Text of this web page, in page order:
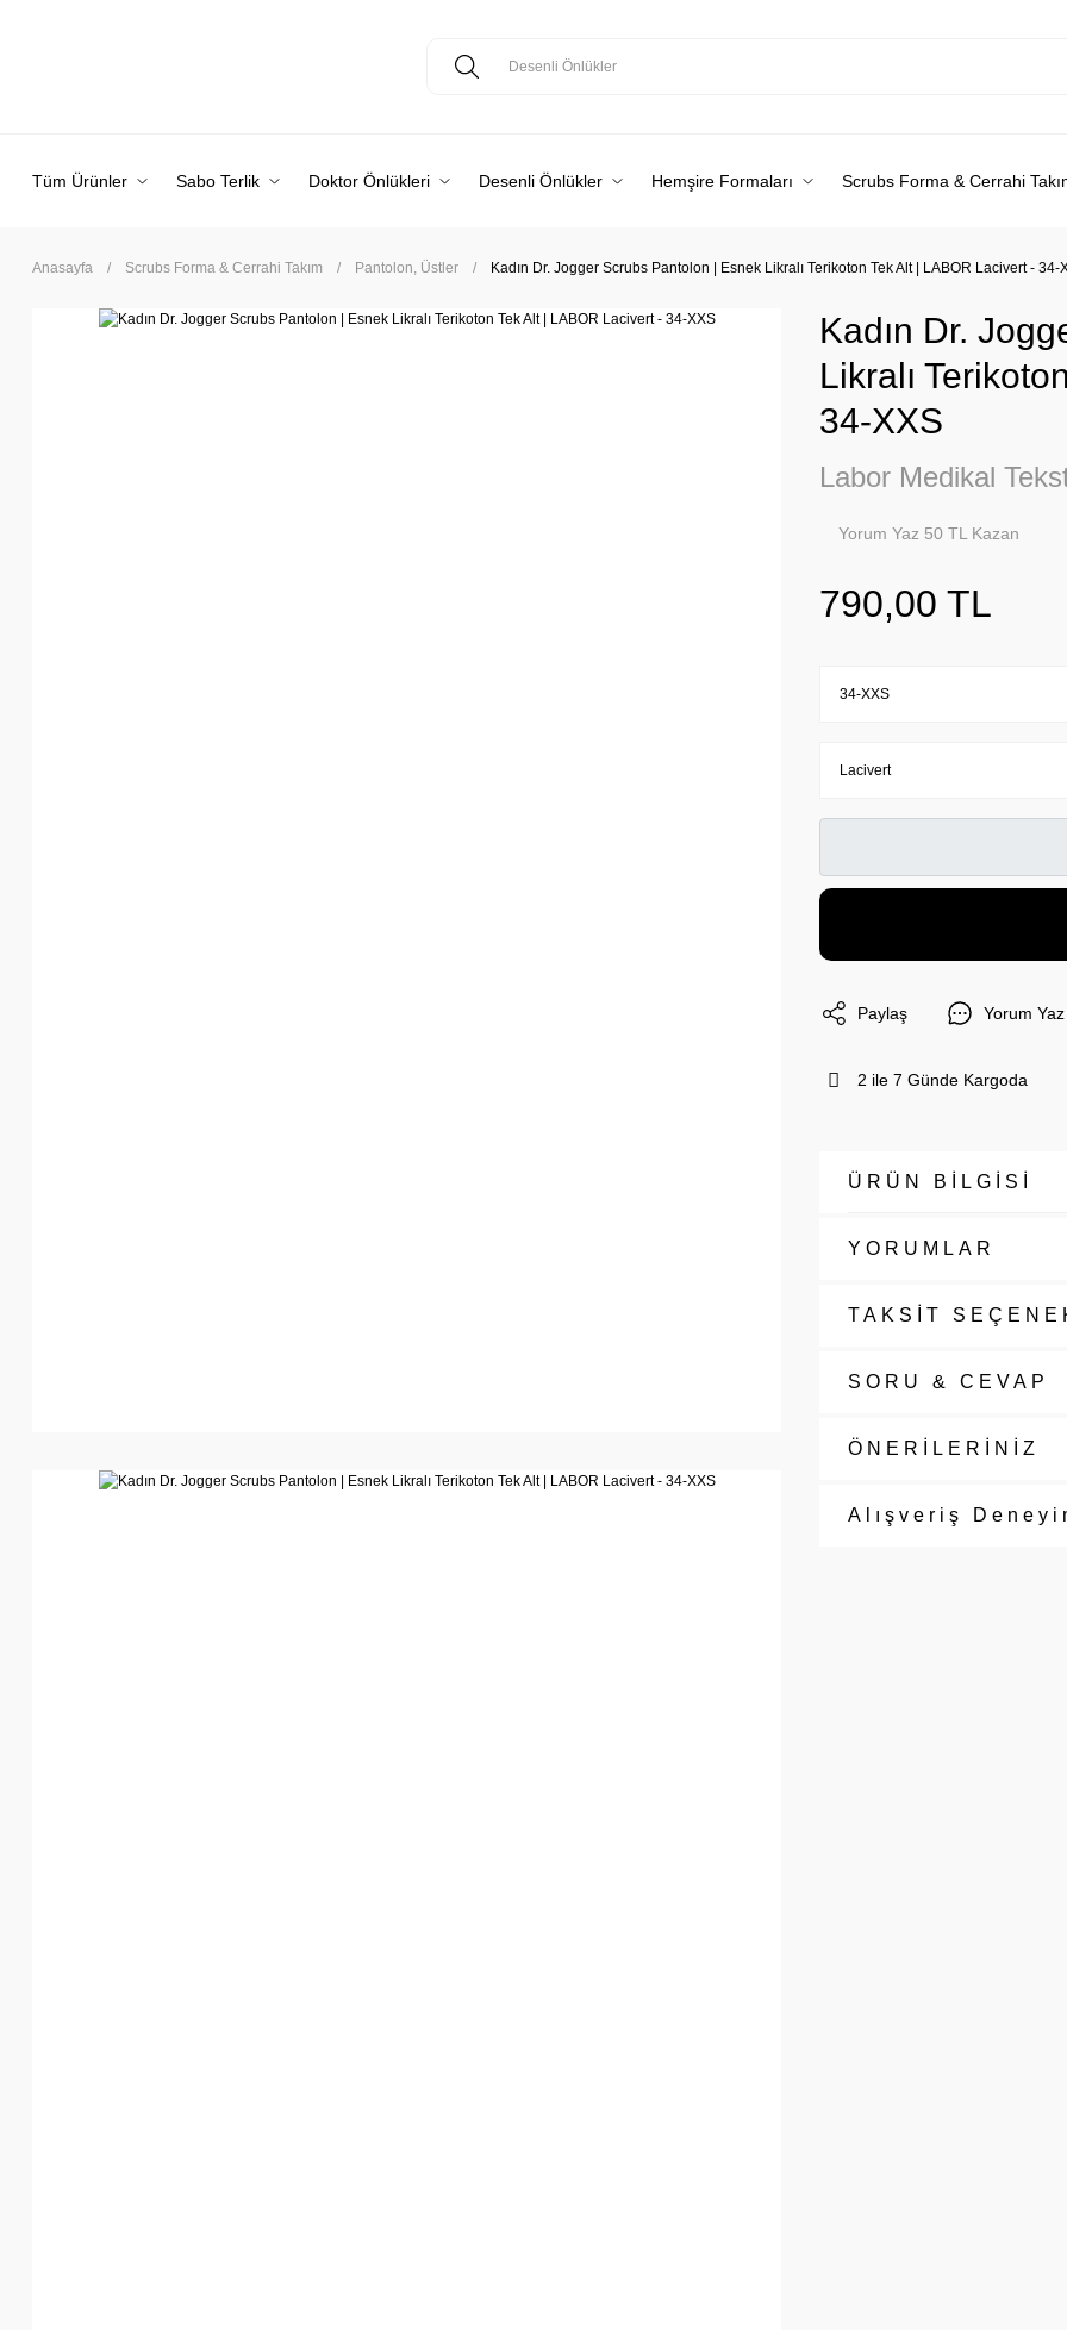
Tüm Ürünler Sabo Terlik Doktor Önlükleri Desenli Önlükler Hemşire Formaları Scrubs Forma & Cerrahi
Anasayfa Scrubs Forma & Cerrahi Takım Pantolon, Üstler Kadın Dr. Jogger Scrubs Pantolon | Esnek Likralı Terikoton Tek Alt | LABOR Lacivert - 34-
Kadın Dr.
Likralı
34-XXS
Labor Medikal
Yorum Yaz 50 TL Kazan
790,00 TL
Paylaş Yorum Yaz
2 ile 7 Günde Kargoda
ÜRÜN BİLGİSİ
YORUMLAR
TAKSİT
SORU & CEVAP
ÖNERİLERİNİZ
Alışveriş